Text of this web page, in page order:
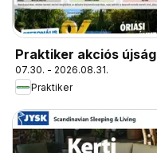
Praktiker akciós újság
07.30. - 2026.08.31.
Praktiker